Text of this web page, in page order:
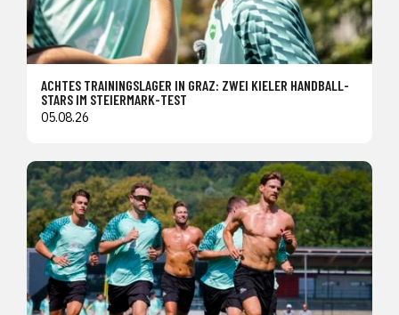
ACHTES TRAININGSLAGER IN GRAZ: ZWEI KIELER HANDBALL-
STARS IM STEIERMARK-TEST
05.08.26